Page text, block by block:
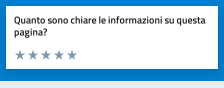
Quanto sono chiare le informazioni su questa
pagina?
Valuta da 1 a 5 stelle la pagina
Valuta 5 stelle su 5
Valuta 4 stelle su 5
Valuta 3 stelle su 5
Valuta 2 stelle su 5
Valuta 1 stelle su 5